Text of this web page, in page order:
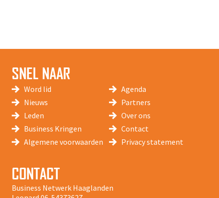
SNEL NAAR
Word lid
Agenda
Nieuws
Partners
Leden
Over ons
Business Kringen
Contact
Algemene voorwaarden
Privacy statement
CONTACT
Business Netwerk Haaglanden